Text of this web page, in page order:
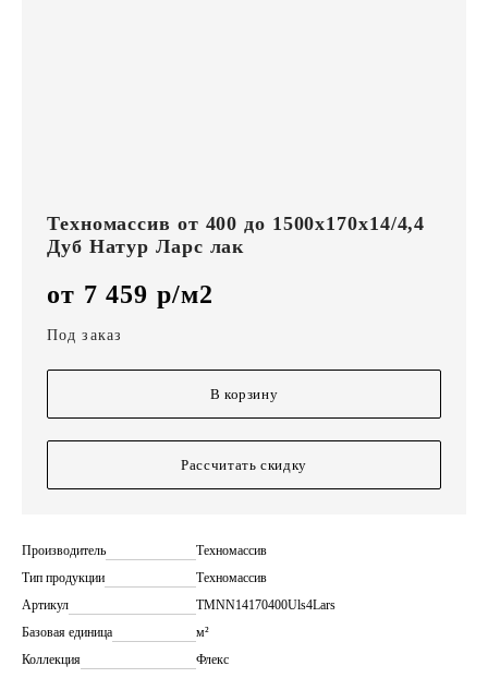
Техномассив от 400 до 1500х170х14/4,4
Дуб Натур Ларс лак
от 7 459 р/м2
Под заказ
В корзину
Рассчитать скидку
Производитель
Техномассив
Тип продукции
Техномассив
Артикул
TMNN14170400Uls4Lars
Базовая единица
м²
Коллекция
Флекс